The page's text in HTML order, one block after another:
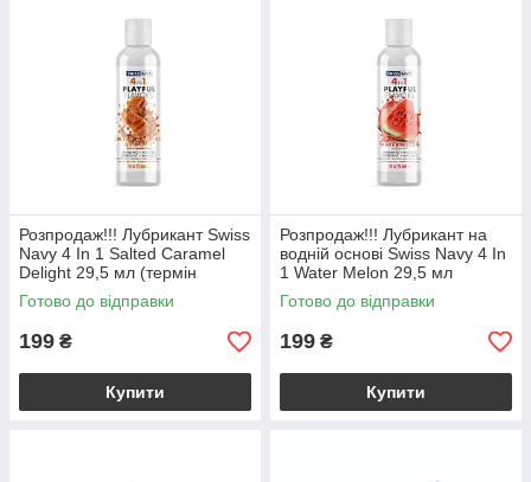
Розпродаж!!! Лубрикант Swiss
Navy 4 In 1 Salted Caramel
Delight 29,5 мл (термін
17.09.2026)
Готово до відправки
199 ₴
Купити
Розпродаж!!! Лубрикант на
водній основі Swiss Navy 4 In
1 Water Melon 29,5 мл
(термін 29.11.2026)
Готово до відправки
199 ₴
Купити